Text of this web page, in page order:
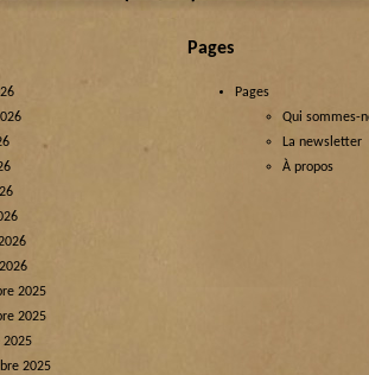
2025
2025
2025
2025
Pages
Pages
Qui sommes-
La newsletter
À propos